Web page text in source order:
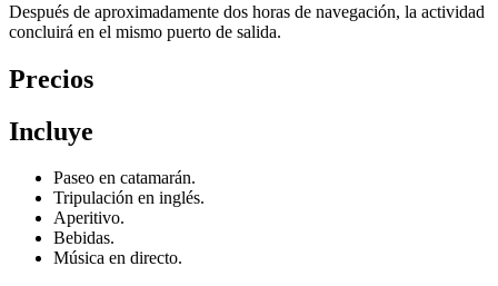
Después de aproximadamente dos horas de navegación, la actividad
concluirá en el mismo puerto de salida.
Precios
Incluye
Paseo en catamarán.
Tripulación en inglés.
Aperitivo.
Bebidas.
Música en directo.